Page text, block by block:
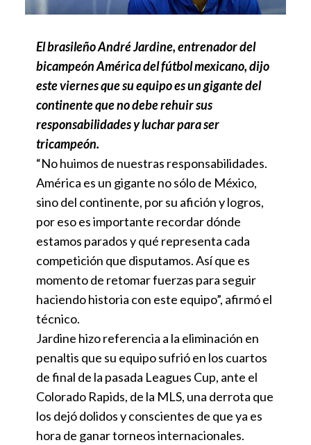
El brasileño André Jardine, entrenador del
bicampeón América del fútbol mexicano, dijo
este viernes que su equipo es un gigante del
continente que no debe rehuir sus
responsabilidades y luchar para ser
tricampeón.
“No huimos de nuestras responsabilidades.
América es un gigante no sólo de México,
sino del continente, por su afición y logros,
por eso es importante recordar dónde
estamos parados y qué representa cada
competición que disputamos. Así que es
momento de retomar fuerzas para seguir
haciendo historia con este equipo”, afirmó el
técnico.
Jardine hizo referencia a la eliminación en
penaltis que su equipo sufrió en los cuartos
de final de la pasada Leagues Cup, ante el
Colorado Rapids, de la MLS, una derrota que
los dejó dolidos y conscientes de que ya es
hora de ganar torneos internacionales.